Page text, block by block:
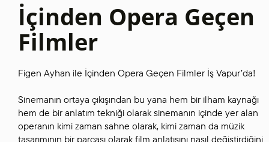
İçinden Opera Geçen
Filmler
Figen Ayhan ile İçinden Opera Geçen Filmler İş Vapur’da!
Sinemanın ortaya çıkışından bu yana hem bir ilham kaynağı
hem de bir anlatım tekniği olarak sinemanın içinde yer alan
operanın kimi zaman sahne olarak, kimi zaman da müzik
tasarımının bir parçası olarak film anlatısını nasıl değiştirdiğini